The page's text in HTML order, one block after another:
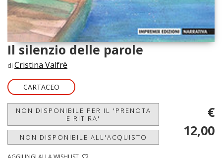
Il silenzio delle parole
di Cristina Valfrè
CARTACEO
NON DISPONIBILE PER IL 'PRENOTA
E RITIRA'
NON DISPONIBILE ALL'ACQUISTO
€
12,00